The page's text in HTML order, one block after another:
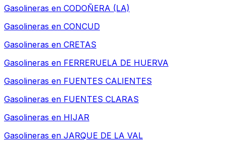
Gasolineras en CODOÑERA (LA)
Gasolineras en CONCUD
Gasolineras en CRETAS
Gasolineras en FERRERUELA DE HUERVA
Gasolineras en FUENTES CALIENTES
Gasolineras en FUENTES CLARAS
Gasolineras en HIJAR
Gasolineras en JARQUE DE LA VAL